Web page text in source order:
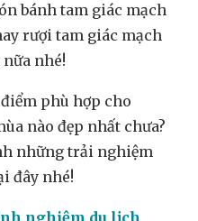
bánh tam giác mạch
rượi tam giác mạch
nhé!
phù hợp cho
nào đẹp nhất chưa?
những trải nghiệm
đây nhé!